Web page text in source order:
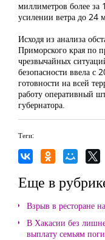
миллиметров более за
усилении ветра до 24
Исходя из анализа
Приморского края по
чрезвычайных
безопасности ввела с
готовности на всей
работу оперативный
губернатора.
Теги:
Еще в
Взрыв в ресторане
В Хакасии без
выплату семьям